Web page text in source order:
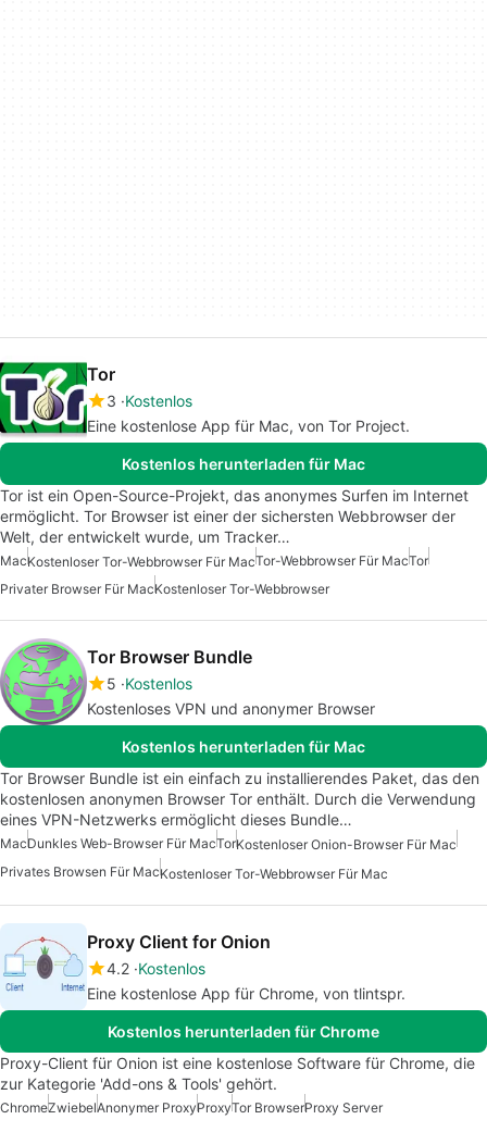
Tor
3 Kostenlos
Eine kostenlose App für Mac, von Tor Project.
Kostenlos herunterladen für Mac
Tor ist ein Open-Source-Projekt, das anonymes Surfen im Internet
ermöglicht. Tor Browser ist einer der sichersten Webbrowser der
Welt, der entwickelt wurde, um Tracker…
MacKostenloser Tor-Webbrowser Für MacTor-Webbrowser Für MacTor
Privater Browser Für MacKostenloser Tor-Webbrowser
Tor Browser Bundle
5 Kostenlos
Kostenloses VPN und anonymer Browser
Kostenlos herunterladen für Mac
Tor Browser Bundle ist ein einfach zu installierendes Paket, das den
kostenlosen anonymen Browser Tor enthält. Durch die Verwendung
eines VPN-Netzwerks ermöglicht dieses Bundle…
MacDunkles Web-Browser Für MacTorKostenloser Onion-Browser Für Mac
Privates Browsen Für MacKostenloser Tor-Webbrowser Für Mac
Proxy Client for Onion
4.2 Kostenlos
Eine kostenlose App für Chrome, von tlintspr.
Kostenlos herunterladen für Chrome
Proxy-Client für Onion ist eine kostenlose Software für Chrome, die
zur Kategorie 'Add-ons & Tools' gehört.
ChromeZwiebelAnonymer ProxyProxyTor BrowserProxy Server